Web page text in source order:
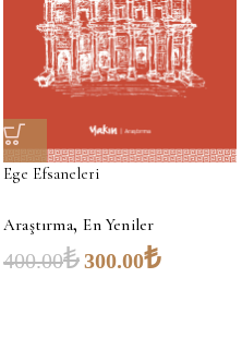
Ege Efsaneleri
Araştırma, En Yeniler
400.00₺300.00₺